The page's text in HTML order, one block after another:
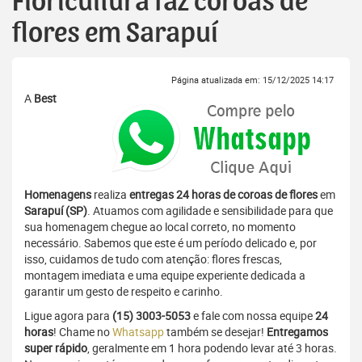
flores em Sarapuí
Página atualizada em: 15/12/2025 14:17
A Best
Homenagens realiza entregas 24 horas de coroas de floresem
Sarapuí (SP). Atuamos com agilidade e sensibilidade para que
sua homenagem chegue ao local correto, no momento
necessário. Sabemos que este é um período delicado e, por
isso, cuidamos de tudo com atenção: flores frescas,
montagem imediata e uma equipe experiente dedicada a
garantir um gesto de respeito e carinho.
Ligue agora para (15) 3003-5053e fale com nossa equipe24
horas! Chame noWhatsapptambém se desejar! Entregamos
super rápido, geralmente em 1 hora podendo levar até 3 horas.